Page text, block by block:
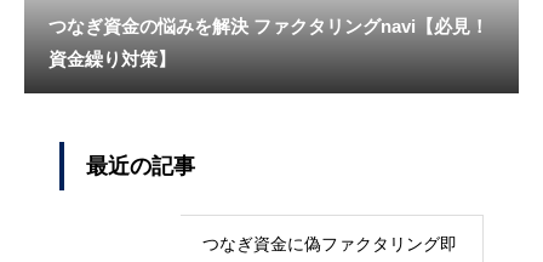
つなぎ資金の悩みを解決 ファクタリングnavi【必見！
資金繰り対策】
最近の記事
つなぎ資金に偽ファクタリング即